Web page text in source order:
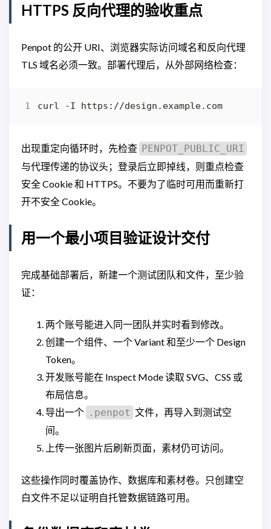
HTTPS 反向代理的验收重点
Penpot 的公开 URI、浏览器实际访问域名和反向代理
TLS 域名必须一致。部署代理后，从外部网络检查：
出现重定向循环时，先检查 PENPOT_PUBLIC_URI
与代理传递的协议头；登录后立即掉线，则重点检查
安全 Cookie 和 HTTPS。不要为了临时可用而重新打
开不安全 Cookie。
用一个最小项目验证设计交付
完成基础部署后，新建一个测试团队和文件，至少验
证：
两个账号能进入同一团队并实时看到修改。
创建一个组件、一个 Variant 和至少一个 Design
Token。
开发账号能在 Inspect Mode 读取 SVG、CSS 或
布局信息。
导出一个 .penpot 文件，再导入到测试空
间。
上传一张图片后刷新页面，素材仍可访问。
这些操作同时覆盖协作、数据库和素材卷。只创建空
白文件不足以证明自托管数据链路可用。